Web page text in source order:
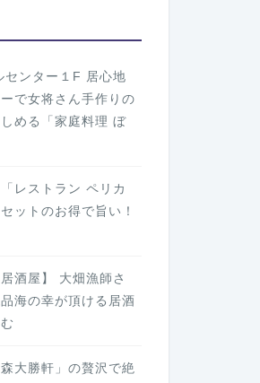
センター１F 居心地
で女将さん手作りの
める「家庭料理 ぼ
レストラン ペリカ
ットのお得で旨い！
酒屋】 大畑漁師さ
海の幸が頂ける居酒
大勝軒」の贅沢で絶